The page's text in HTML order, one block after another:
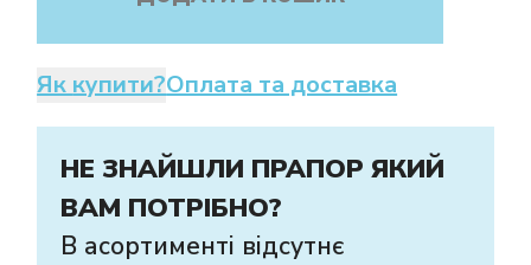
Як купити?Оплата та доставка
НЕ ЗНАЙШЛИ ПРАПОР ЯКИЙ
ВАМ ПОТРІБНО?
В асортименті відсутнє